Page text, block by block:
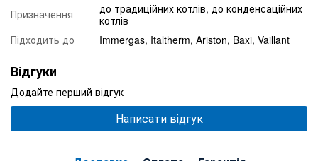
Призначення
до традиційних котлів, до конденсаційних
котлів
Підходить до
Immergas, Italtherm, Ariston, Baxi, Vaillant
Відгуки
Додайте перший відгук
Написати відгук